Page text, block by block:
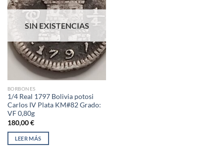
Añadir
a la
lista de
deseos
SIN EXISTENCIAS
BORBONES
1/4 Real 1797 Bolivia potosi
Carlos IV Plata KM#82 Grado:
VF 0,80g
180,00€
LEER MÁS